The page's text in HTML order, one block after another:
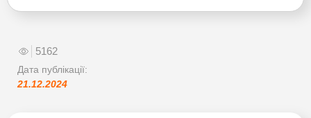
5162
Дата публікації:
21.12.2024